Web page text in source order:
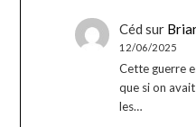
Céd sur
12/06/2025
Cette guerre
que si on
les…